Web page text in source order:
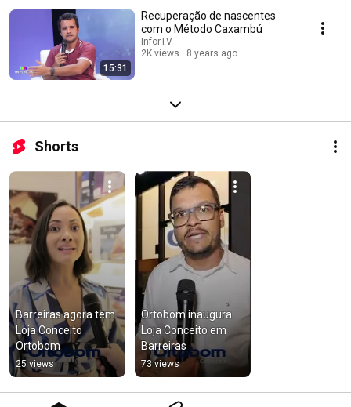
15:31
Recuperação de nascentes
com o Método Caxambú
InforTV
2K views
8 years ago
Shorts
Barreiras agora tem
Loja Conceito
Ortobom
25 views
Ortobom inaugura
Loja Conceito em
Barreiras
73 views